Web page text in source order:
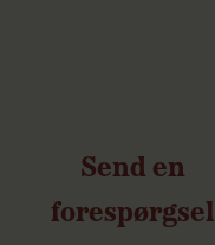
Send en
forespørgsel